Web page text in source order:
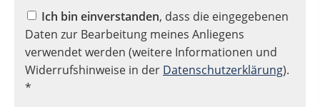
Ich bin einverstanden, dass die eingegebenen
Daten zur Bearbeitung meines Anliegens
verwendet werden (weitere Informationen und
Widerrufshinweise in der Datenschutzerklärung).
*